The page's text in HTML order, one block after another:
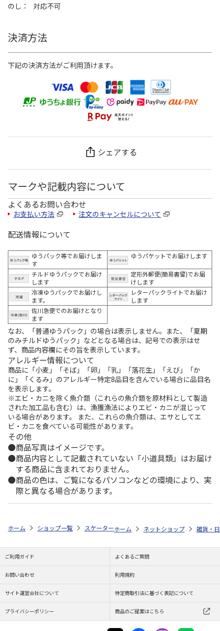
のし
対応不可
決済方法
下記の決済方法がご利用頂けます。
シェアする
マークや記載内容について
よくあるお問い合わせ
お支払い方法 注文のキャンセルについて
配送情報について
ゆうパック等でお届けしま
す
ゆうパケットでお届けします
チルドゆうパックでお届け
します
定形外郵便(簡易書留)でお届
けします
冷凍ゆうパックでお届けし
ます。
レターパックライトでお届け
します
佐川急便でのお届けとなり
ます
なお、「普通ゆうパック」の場合は表示しません。また、「夏期
のみチルドゆうパック」などとなる場合は、記号での表示はせ
ず、商品内容欄にその旨を表示しています。
アレルギー情報について
商品に「小麦」「そば」「卵」「乳」「落花生」「えび」「か
に」「くるみ」のアレルギー特定8品目を含んでいる場合に品目名
を表示します。
※エビ・カニを除く魚介類（これらの魚介類を原材料として製造
された加工品も含む）は、漁獲漁法によりエビ・カニが混じって
いる場合があります。 また、これらの魚介類は、エサとしてエ
ビ・カニを食べている可能性があります。
その他
商品写真はイメージです。
商品内容として記載されていない「小道具類」はお届け
する商品に含まれておりません。
商品の色は、ご覧になるパソコンなどの環境により、実
際と異なる場合があります。
ホーム ショップ一覧 スケーター カップ＆ソーサー (信楽焼) 鴻月
ホーム ネットショップ 雑貨・
ご利用ガイド よくあるご質問
お問い合わせ 利用規約
サイト運営会社について 特定商取引法に基づく表記について
プライバシーポリシー 商品のご提案はこちら